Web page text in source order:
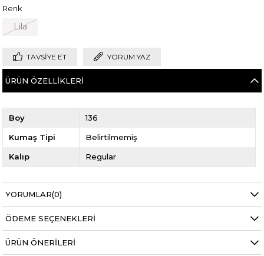
Renk
Lila
TAVSIYE ET YORUM YAZ
ÜRÜN ÖZELLIKLERI
Boy 136
Kumaş Tipi Belirtilmemiş
Kalıp Regular
YORUMLAR(0)
ÖDEME SEÇENEKLERI
ÜRÜN ÖNERILERI